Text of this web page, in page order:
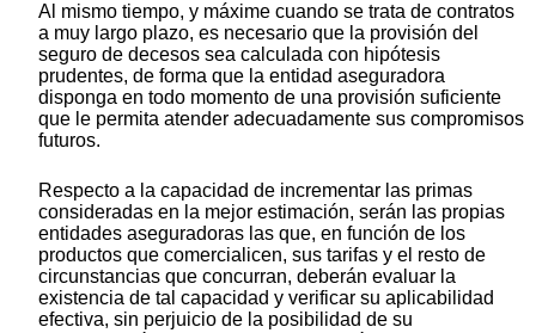
Al mismo tiempo, y máxime cuando se trata de contratos
a muy largo plazo, es necesario que la provisión del
seguro de decesos sea calculada con hipótesis
prudentes, de forma que la entidad aseguradora
disponga en todo momento de una provisión suficiente
que le permita atender adecuadamente sus compromisos
futuros.
Respecto a la capacidad de incrementar las primas
consideradas en la mejor estimación, serán las propias
entidades aseguradoras las que, en función de los
productos que comercialicen, sus tarifas y el resto de
circunstancias que concurran, deberán evaluar la
existencia de tal capacidad y verificar su aplicabilidad
efectiva, sin perjuicio de la posibilidad de su